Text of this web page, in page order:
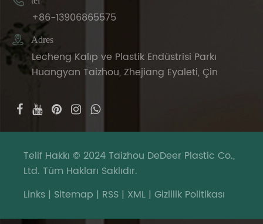
+86-13906865575
 Adres
Lecheng Kalıp ve Plastik Endüstrisi Parkı
Huangyan Taizhou, Zhejiang Eyaleti, Çin
Telif Hakkı © 2024 Taizhou DeDeer Plastic Co.,
Ltd. Tüm Hakları Saklıdır.
Links | Sitemap | RSS | XML | Gizlilik Politikası